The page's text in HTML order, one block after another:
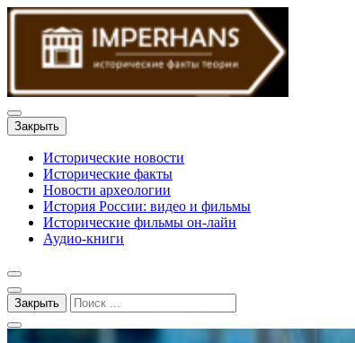
Закрыть
Исторические новости
Исторические факты
Новости археологии
История России: видео и фильмы
Исторические фильмы он-лайн
Аудио-книги
Закрыть